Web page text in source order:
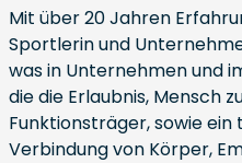
Mit über 20 Jahren
Sportlerin und
was in Unternehmen und
die die Erlaubnis, Mensch
Funktionsträger, sowie ein
Verbindung von Körper,